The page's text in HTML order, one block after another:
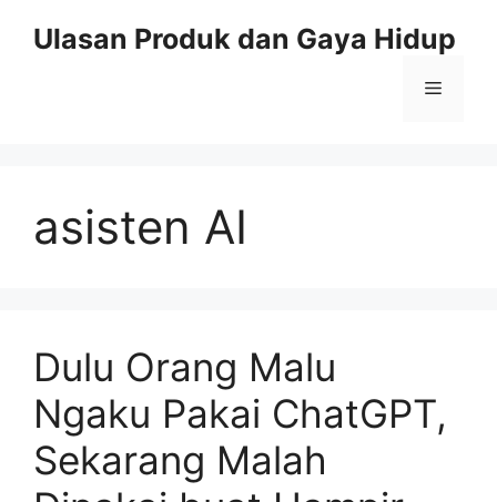
Ulasan Produk dan Gaya Hidup
Menu
asisten AI
Dulu Orang Malu
Ngaku Pakai ChatGPT,
Sekarang Malah